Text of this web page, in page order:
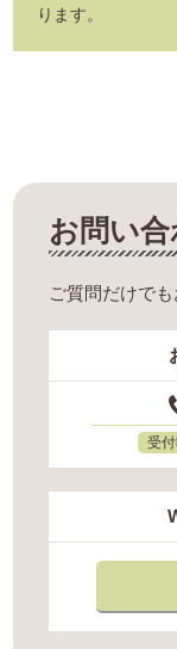
ります。
お問い
ご質問だけで
受